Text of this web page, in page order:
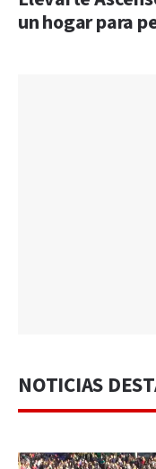
un hogar para
NOTICIAS